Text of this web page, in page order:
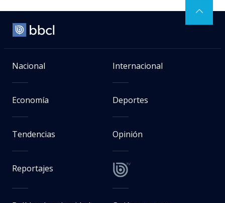
Nacional Internacional
Economía Deportes
Tendencias Opinión
Reportajes